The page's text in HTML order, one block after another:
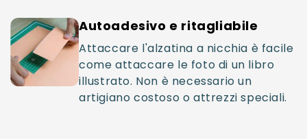
Autoadesivo e ritagliabile
Attaccare l'alzatina a nicchia è facile
come attaccare le foto di un libro
illustrato. Non è necessario un
artigiano costoso o attrezzi speciali.